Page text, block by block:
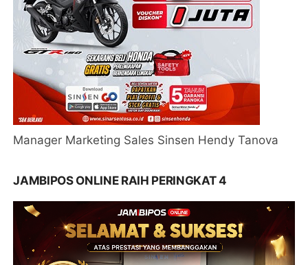
Manager Marketing Sales Sinsen Hendy Tanova
JAMBIPOS ONLINE RAIH PERINGKAT 4